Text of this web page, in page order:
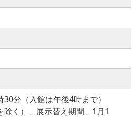
分（入館は午後4時まで）
除く）、展示替え期間、1月1